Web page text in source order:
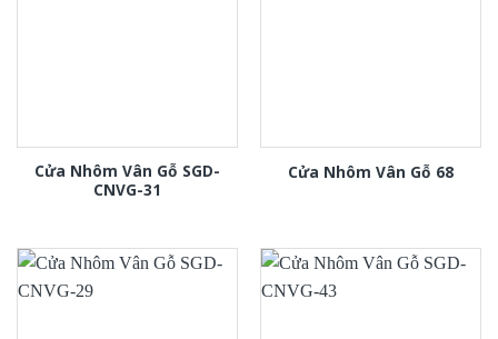
Cửa Nhôm Vân Gỗ SGD-
CNVG-31
Cửa Nhôm Vân Gỗ 68